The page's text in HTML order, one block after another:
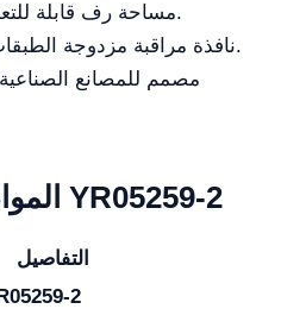
مساحة رف قابلة للتعديل وعدد من الرفوف.
نافذة مراقبة مزدوجة الطبقات من الزجاج المقسى.
مصمم للمصانع
المواصفات الفنية لفرن YR05259-2
التفاصيل
2